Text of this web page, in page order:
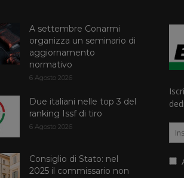
A settembre Conarmi
organizza un seminario di
aggiornamento
normativo
6 Agosto 2026
Due italiani nelle top 3 del
ranking Issf di tiro
6 Agosto 2026
Consiglio di Stato: nel
2025 il commissario non